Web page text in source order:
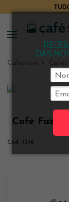
DAS
Cafestore Cafés
Café
3336